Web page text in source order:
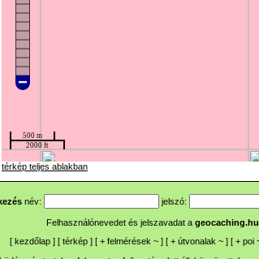
térkép teljes ablakban
név: jelszó:
Felhasználónevedet és jelszavadat a geocaching.hu
[ kezdőlap ] [ térkép ] [ + felmérések ~ ] [ + útvonalak ~ ] [ + poi